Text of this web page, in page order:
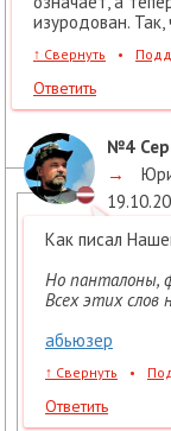
изуродован.
↑ Свернуть •
Ответить
№4
→
Как писал
Но панталоны,
Всех этих слов
абьюзер
↑ Свернуть •
Ответить